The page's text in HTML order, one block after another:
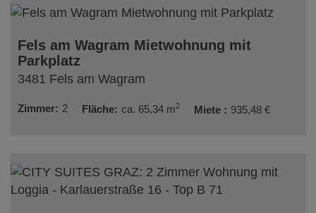
Fels am Wagram Mietwohnung mit
Parkplatz
3481 Fels am Wagram
Zimmer 2 Fläche ca. 65,34 m2 Miete 935,48 €